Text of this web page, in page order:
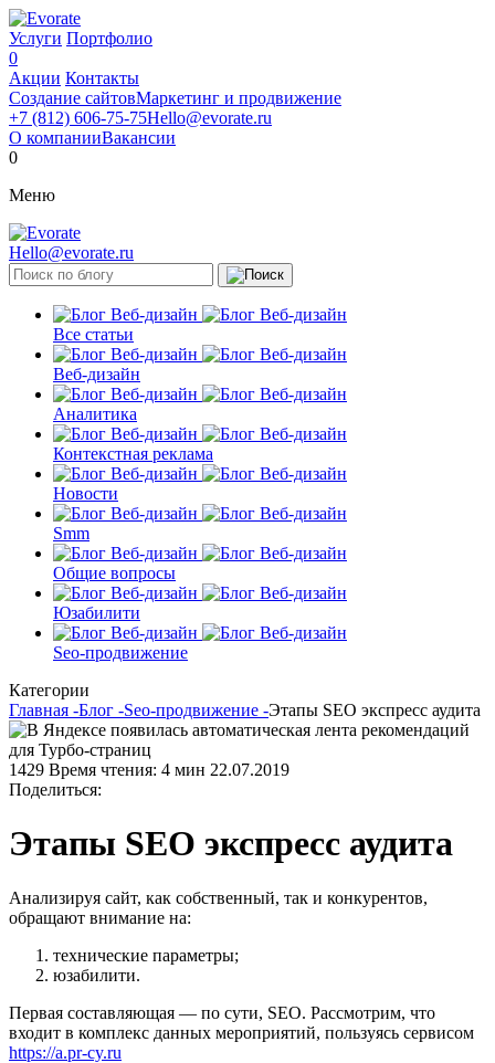
Услуги Портфолио
0
Акции Контакты
Создание сайтовМаркетинг и продвижение
+7 (812) 606-75-75Hello@evorate.ru
О компанииВакансии
0
Меню
Hello@evorate.ru
Все статьи
Веб-дизайн
Аналитика
Контекстная реклама
Новости
Smm
Общие вопросы
Юзабилити
Seo-продвижение
Категории
Главная -Блог -Seo-продвижение -Этапы SEO экспресс аудита
1429 Время чтения: 4 мин 22.07.2019
Поделиться:
Этапы SEO экспресс аудита
Анализируя сайт, как собственный, так и конкурентов,
обращают внимание на:
технические параметры;
юзабилити.
Первая составляющая — по сути, SEO. Рассмотрим, что
входит в комплекс данных мероприятий, пользуясь сервисом
https://a.pr-cy.ru